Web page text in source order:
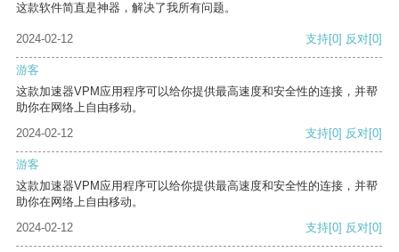
这款软件简直是神器，解决了我所有问题。
2024-02-12 支持[0] 反对[0]
游客
这款加速器VPM应用程序可以给你提供最高速度和安全性的连接，并帮
助你在网络上自由移动。
2024-02-12
支持[0] 反对[0]
游客
这款加速器VPM应用程序可以给你提供最高速度和安全性的连接，并帮
助你在网络上自由移动。
2024-02-12
支持[0] 反对[0]